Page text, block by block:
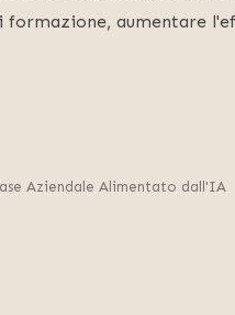
formazione, aumentare
Aziendale Alimentato dall'IA